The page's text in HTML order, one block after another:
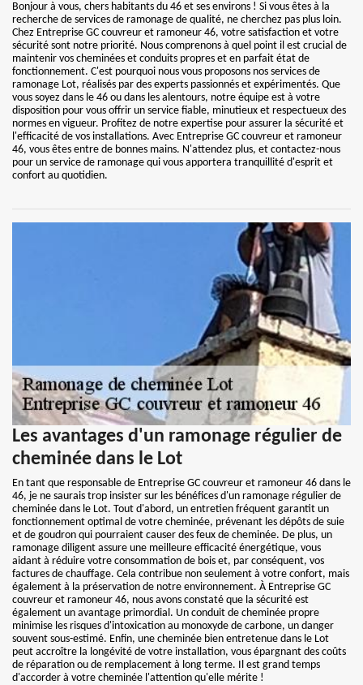
Bonjour à vous, chers habitants du 46 et ses environs ! Si vous êtes à la
recherche de services de ramonage de qualité, ne cherchez pas plus loin.
Chez Entreprise GC couvreur et ramoneur 46, votre satisfaction et votre
sécurité sont notre priorité. Nous comprenons à quel point il est crucial de
maintenir vos cheminées et conduits propres et en parfait état de
fonctionnement. C'est pourquoi nous vous proposons nos services de
ramonage Lot, réalisés par des experts passionnés et expérimentés. Que
vous soyez dans le 46 ou dans les alentours, notre équipe est à votre
disposition pour vous offrir un service fiable, minutieux et respectueux des
normes en vigueur. Profitez de notre expertise pour assurer la sécurité et
l'efficacité de vos installations. Avec Entreprise GC couvreur et ramoneur
46, vous êtes entre de bonnes mains. N'attendez plus, et contactez-nous
pour un service de ramonage qui vous apportera tranquillité d'esprit et
confort au quotidien.
Les avantages d'un ramonage régulier de
cheminée dans le Lot
En tant que responsable de Entreprise GC couvreur et ramoneur 46 dans le
46, je ne saurais trop insister sur les bénéfices d'un ramonage régulier de
cheminée dans le Lot. Tout d'abord, un entretien fréquent garantit un
fonctionnement optimal de votre cheminée, prévenant les dépôts de suie
et de goudron qui pourraient causer des feux de cheminée. De plus, un
ramonage diligent assure une meilleure efficacité énergétique, vous
aidant à réduire votre consommation de bois et, par conséquent, vos
factures de chauffage. Cela contribue non seulement à votre confort, mais
également à la préservation de notre environnement. À Entreprise GC
couvreur et ramoneur 46, nous avons constaté que la sécurité est
également un avantage primordial. Un conduit de cheminée propre
minimise les risques d'intoxication au monoxyde de carbone, un danger
souvent sous-estimé. Enfin, une cheminée bien entretenue dans le Lot
peut accroître la longévité de votre installation, vous épargnant des coûts
de réparation ou de remplacement à long terme. Il est grand temps
d'accorder à votre cheminée l'attention qu'elle mérite !